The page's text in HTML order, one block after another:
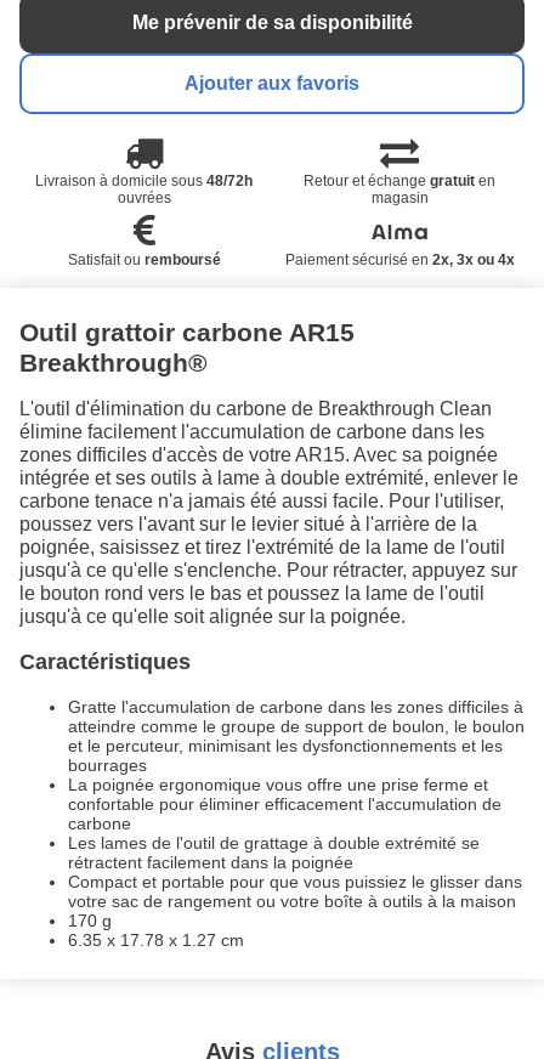
Me prévenir de sa disponibilité
Ajouter aux favoris
Livraison à domicile sous48/72h
ouvrées
Retour et échangegratuit en
magasin
Satisfait ou remboursé Paiement sécurisé en 2x, 3x ou 4x
Outil grattoir carbone AR15
Breakthrough®
L'outil d'élimination du carbone de Breakthrough Clean
élimine facilement l'accumulation de carbone dans les
zones difficiles d'accès de votre AR15. Avec sa poignée
intégrée et ses outils à lame à double extrémité, enlever le
carbone tenace n'a jamais été aussi facile. Pour l'utiliser,
poussez vers l'avant sur le levier situé à l'arrière de la
poignée, saisissez et tirez l'extrémité de la lame de l'outil
jusqu'à ce qu'elle s'enclenche. Pour rétracter, appuyez sur
le bouton rond vers le bas et poussez la lame de l'outil
jusqu'à ce qu'elle soit alignée sur la poignée.
Caractéristiques
Gratte l'accumulation de carbone dans les zones difficiles à
atteindre comme le groupe de support de boulon, le boulon
et le percuteur, minimisant les dysfonctionnements et les
bourrages
La poignée ergonomique vous offre une prise ferme et
confortable pour éliminer efficacement l'accumulation de
carbone
Les lames de l'outil de grattage à double extrémité se
rétractent facilement dans la poignée
Compact et portable pour que vous puissiez le glisser dans
votre sac de rangement ou votre boîte à outils à la maison
170 g
6.35 x 17.78 x 1.27 cm
Avis clients